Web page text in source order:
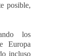
posible,
los
Europa
incluso